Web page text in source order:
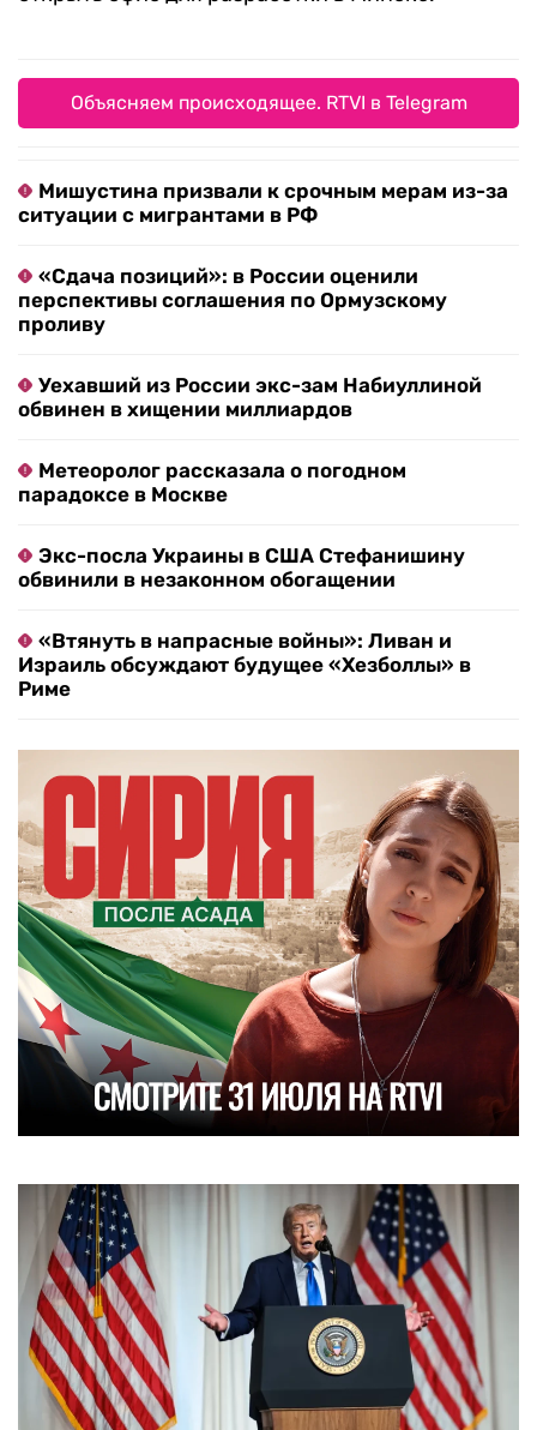
Объясняем происходящее. RTVI в Telegram
Мишустина призвали к срочным мерам из-за
ситуации с мигрантами в РФ
«Сдача позиций»: в России оценили
перспективы соглашения по Ормузскому
проливу
Уехавший из России экс-зам Набиуллиной
обвинен в хищении миллиардов
Метеоролог рассказала о погодном
парадоксе в Москве
Экс-посла Украины в США Стефанишину
обвинили в незаконном обогащении
«Втянуть в напрасные войны»: Ливан и
Израиль обсуждают будущее «Хезболлы» в
Риме